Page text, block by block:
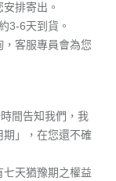
排寄出。
3-6天到貨。
客服專員會為您
間告知我們，我
」，在您還不確
天猶豫期之權益